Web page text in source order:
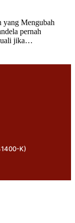
yang Mengubah
pernah
jika…
K)